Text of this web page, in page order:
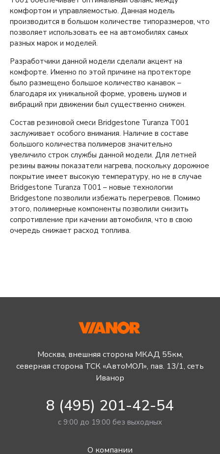
комфортом и управляемостью. Данная модель
производится в большом количестве типоразмеров, что
позволяет использовать ее на автомобилях самых
разных марок и моделей.
Разработчики данной модели сделали акцент на
комфорте. Именно по этой причине на протекторе
было размещено большое количество канавок –
благодаря их уникальной форме, уровень шумов и
вибраций при движении был существенно снижен.
Состав резиновой смеси Bridgestone Turanza T001
заслуживает особого внимания. Наличие в составе
большого количества полимеров значительно
увеличило строк службы данной модели. Для летней
резины важны показатели нагрева, поскольку дорожное
покрытие имеет высокую температуру, но не в случае
Bridgestone Turanza T001 – новые технологии
Bridgestone позволили избежать перегревов. Помимо
этого, полимерные компоненты позволили снизить
сопротивление при качении автомобиля, что в свою
очередь снижает расход топлива.
Москва, внешняя сторона МКАД 55км,
северная сторона ТСК «АвтоМОЛ», пав. 13/1, сеть
Иванор
8 (495) 201-42-54
с 9:00 до 19:00 без выходных
О компании